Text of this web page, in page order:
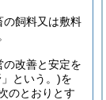
の飼料又は敷料
改善と安定を
という。)を
のとおりとす